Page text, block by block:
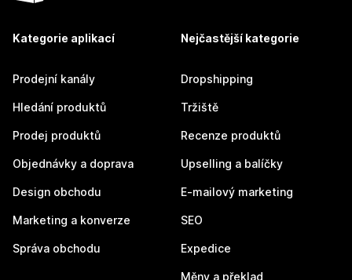
Kategorie aplikací
Prodejní kanály
Hledání produktů
Prodej produktů
Objednávky a doprava
Design obchodu
Marketing a konverze
Správa obchodu
Nejčastější kategorie
Dropshipping
Tržiště
Recenze produktů
Upselling a balíčky
E-mailový marketing
SEO
Expedice
Měny a překlad